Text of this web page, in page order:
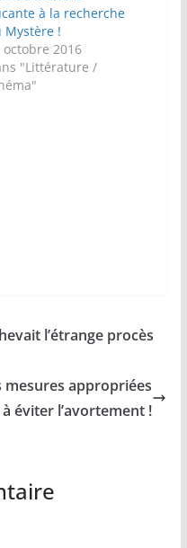
à la recherche
Mystère !
octobre 2016
"Littérature /
l’étrange procès
appropriées
éviter l’avortement !